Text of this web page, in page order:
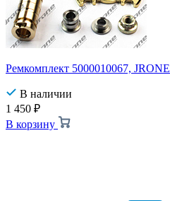
Ремкомплект 5000010067, JRONE
В наличии
1 450 ₽
В корзину